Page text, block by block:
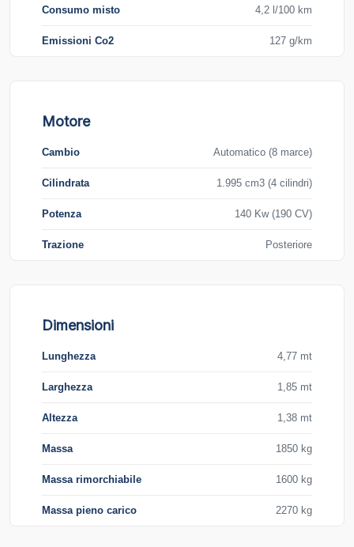
Consumo misto 4,2 l/100 km
Emissioni Co2 127 g/km
Motore
Cambio Automatico (8 marce)
Cilindrata 1.995 cm3 (4 cilindri)
Potenza 140 Kw (190 CV)
Trazione Posteriore
Dimensioni
Lunghezza 4,77 mt
Larghezza 1,85 mt
Altezza 1,38 mt
Massa 1850 kg
Massa rimorchiabile 1600 kg
Massa pieno carico 2270 kg